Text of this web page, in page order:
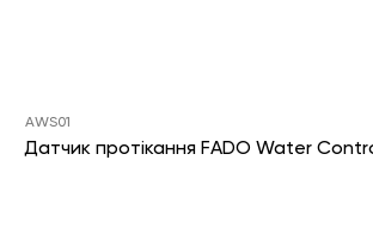
AWS01
Датчик протікання FADO Water